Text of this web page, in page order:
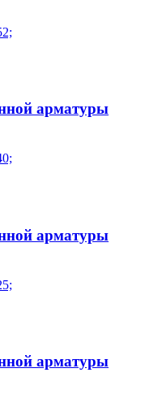
арматуры
арматуры
арматуры